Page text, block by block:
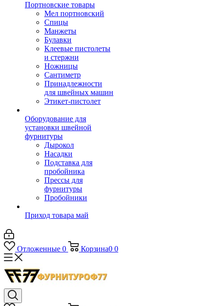
Портновские товары
Мел портновский
Спицы
Манжеты
Булавки
Клеевые пистолеты
и стержни
Ножницы
Сантиметр
Принадлежности
для швейных машин
Этикет-пистолет
Оборудование для
установки швейной
фурнитуры
Дырокол
Насадки
Подставка для
пробойника
Прессы для
фурнитуры
Пробойники
Приход товара май
Отложенные 0 Корзина0 0